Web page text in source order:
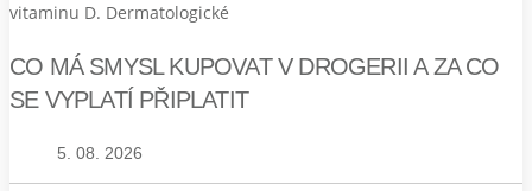
vitaminu D. Dermatologické
CO MÁ SMYSL KUPOVAT V DROGERII A ZA CO
SE VYPLATÍ PŘIPLATIT
5. 08. 2026